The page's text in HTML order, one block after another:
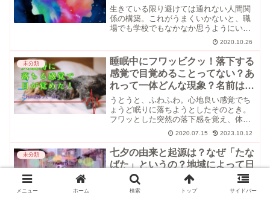
心理学
生きている限り避けては通れない人間関
係の構築。これがうまくいかないと、職
場でも学校でもなかなか思うようにいか
ないものです。それでは、自分に対する
相手からの評価を上げたい、あるいは好
意を持ってほしいという場合は、どうし
たら良いのでしょうか？難...
2020.10.26
未分類
睡眠中にフワッビクッ！落下する
感覚で目覚めることってない？あ
れって一体どんな現象？名前はあ
るの？
うとうと、ふわふわ。心地良い感覚でち
ょうど眠りに落ちようとしたそのとき。
フワッとした突然の落下感を覚え、体が
ビクッと震えることはありませんか？
これはあなただけに起こることではあり
ません。「ジャーキング」という、誰に
でも起こり得る不随意運動...
2020.07.15 2023.10.12
未分類
七夕の由来と起源は？なぜ「たな
ばた」というの？地域によって日
程が違うって本当？乞巧奠とルー
短冊に願い事を書いて、笹の葉に吊るす
メニュー ホーム 検索 トップ サイドバー